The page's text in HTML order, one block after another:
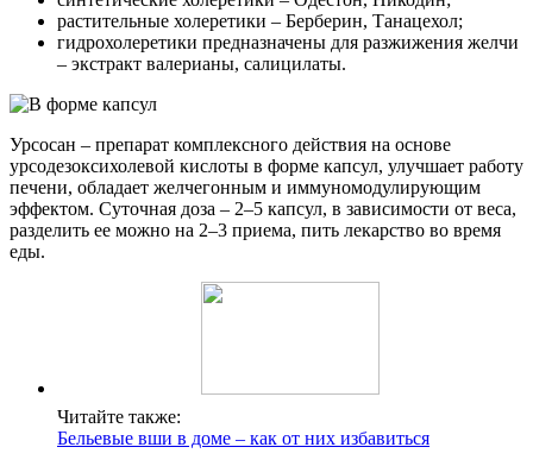
растительные холеретики – Берберин, Танацехол;
гидрохолеретики предназначены для разжижения желчи
– экстракт валерианы, салицилаты.
Урсосан – препарат комплексного действия на основе
урсодезоксихолевой кислоты в форме капсул, улучшает работу
печени, обладает желчегонным и иммуномодулирующим
эффектом. Суточная доза – 2–5 капсул, в зависимости от веса,
разделить ее можно на 2–3 приема, пить лекарство во время
еды.
Читайте также:
Бельевые вши в доме – как от них избавиться